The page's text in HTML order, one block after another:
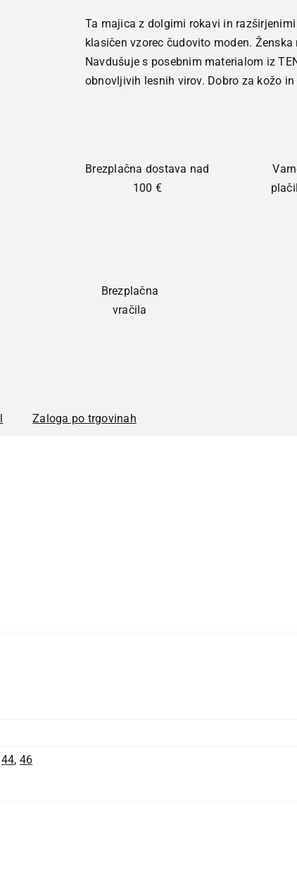
Ta majica z dolgimi rokavi in
klasičen vzorec čudovito moden.
Navdušuje s posebnim materialom iz
obnovljivih lesnih virov. Dobro za kožo in
Brezplačna dostava nad
100 €
Brezplačna
vračila
Zaloga po trgovinah
44, 46